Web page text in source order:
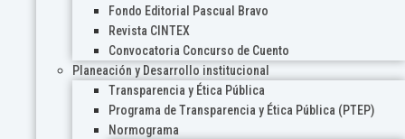
Fondo Editorial Pascual Bravo
Revista CINTEX
Convocatoria Concurso de Cuento
Planeación y Desarrollo institucional
Transparencia y Ética Pública
Programa de Transparencia y Ética Pública (PTEP)
Normograma